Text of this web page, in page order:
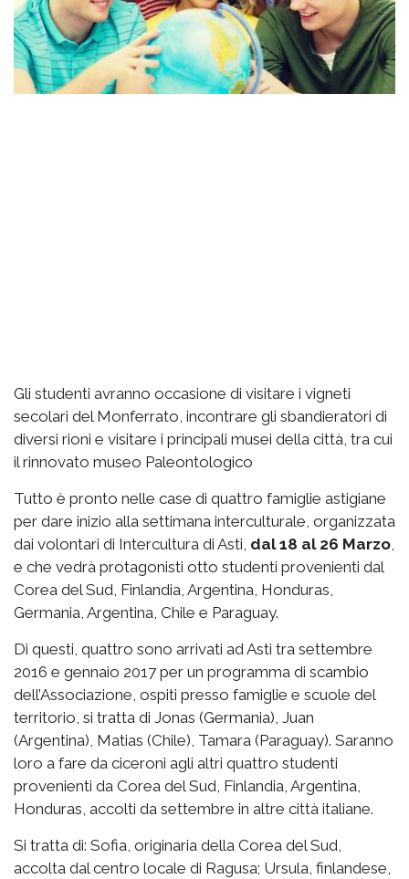
Gli studenti avranno occasione di visitare i vigneti
secolari del Monferrato, incontrare gli sbandieratori di
diversi rioni e visitare i principali musei della città, tra cui
il rinnovato museo Paleontologico
Tutto è pronto nelle case di quattro famiglie astigiane
per dare inizio alla settimana interculturale, organizzata
dai volontari di Intercultura di Asti, dal 18 al 26 Marzo,
e che vedrà protagonisti otto studenti provenienti dal
Corea del Sud, Finlandia, Argentina, Honduras,
Germania, Argentina, Chile e Paraguay.
Di questi, quattro sono arrivati ad Asti tra settembre
2016 e gennaio 2017 per un programma di scambio
dell’Associazione, ospiti presso famiglie e scuole del
territorio, si tratta di Jonas (Germania), Juan
(Argentina), Matias (Chile), Tamara (Paraguay). Saranno
loro a fare da ciceroni agli altri quattro studenti
provenienti da Corea del Sud, Finlandia, Argentina,
Honduras, accolti da settembre in altre città italiane.
Si tratta di: Sofia, originaria della Corea del Sud,
accolta dal centro locale di Ragusa; Ursula, finlandese,